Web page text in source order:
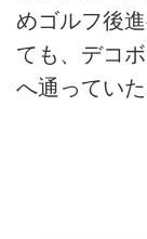
めゴルフ後
ても、デコ
へ通っていた